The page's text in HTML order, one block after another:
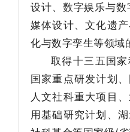
设计、数字娱乐与
媒体设计、文化遗
化与数字孪生等领域
取得十三五国
国家重点研发计划
人文社科重大项目
用基础研究计划、